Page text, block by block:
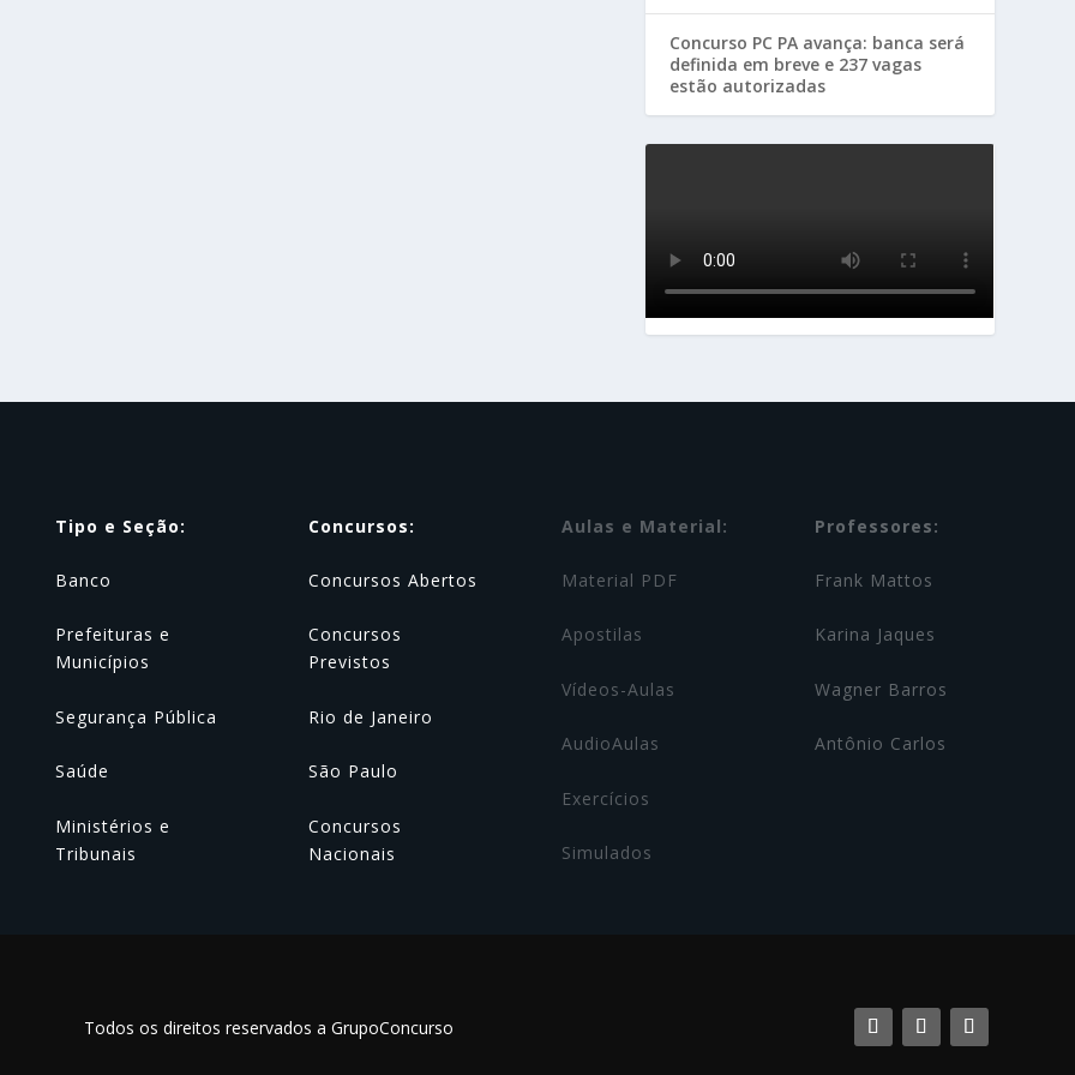
Concurso PC PA avança: banca será
definida em breve e 237 vagas
estão autorizadas
Tipo e Seção:
Banco
Prefeituras e
Municípios
Segurança Pública
Saúde
Ministérios e
Tribunais
Concursos:
Concursos Abertos
Concursos
Previstos
Rio de Janeiro
São Paulo
Concursos
Nacionais
Aulas e Material:
Material PDF
Apostilas
Vídeos-Aulas
AudioAulas
Exercícios
Simulados
Professores:
Frank Mattos
Karina Jaques
Wagner Barros
Antônio Carlos
Todos os direitos reservados a GrupoConcurso